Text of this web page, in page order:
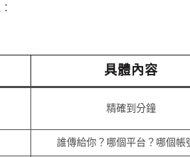
具體內容
精確到分鐘
誰傳給你？哪個平台？哪個帳